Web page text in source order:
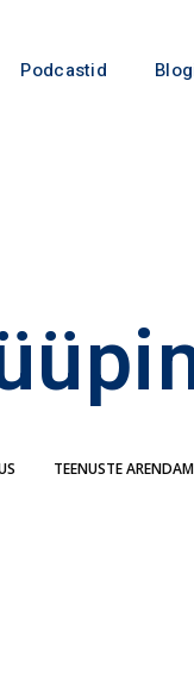
Podcastid
TEENUSTE